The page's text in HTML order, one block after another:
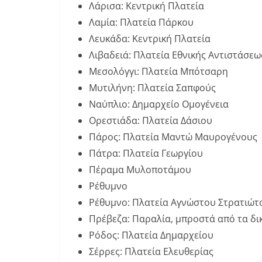
Λάρισα: Κεντρική Πλατεία
Λαμία: Πλατεία Πάρκου
Λευκάδα: Κεντρική Πλατεία
Λιβαδειά: Πλατεία Εθνικής
Μεσολόγγι: Πλατεία Μπότσαρη
Μυτιλήνη: Πλατεία Σαπφούς
Ναύπλιο: Δημαρχείο Ομογένεια
Ορεστιάδα: Πλατεία Δάσιου
Πάρος: Πλατεία Μαντώ Μαυρογένους
Πάτρα: Πλατεία Γεωργίου
Πέραμα Μυλοποτάμου
Ρέθυμνο
Ρέθυμνο: Πλατεία Αγνώστου
Πρέβεζα: Παραλία, μπροστά από τα
Ρόδος: Πλατεία Δημαρχείου
Σέρρες: Πλατεία Ελευθερίας